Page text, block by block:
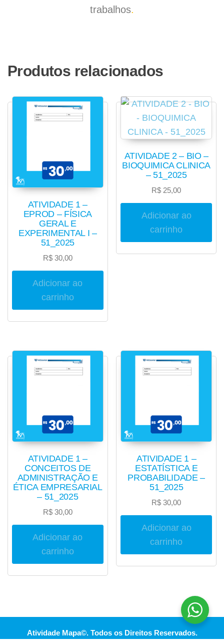
trabalhos.
Produtos relacionados
ATIVIDADE 1 –
EPROD – FÍSICA
GERAL E
EXPERIMENTAL I –
51_2025
R$30,00
Adicionar ao
carrinho
ATIVIDADE 2 – BIO –
BIOQUIMICA CLINICA
– 51_2025
R$ 25,00
Adicionar ao
carrinho
ATIVIDADE 1 –
CONCEITOS DE
ADMINISTRAÇÃO E
ÉTICA EMPRESARIAL
– 51_2025
R$30,00
Adicionar ao
carrinho
ATIVIDADE 1 –
ESTATÍSTICA E
PROBABILIDADE –
51_2025
R$ 30,00
Adicionar ao
carrinho
Atividade Mapa©. Todos os Direitos Reservados.